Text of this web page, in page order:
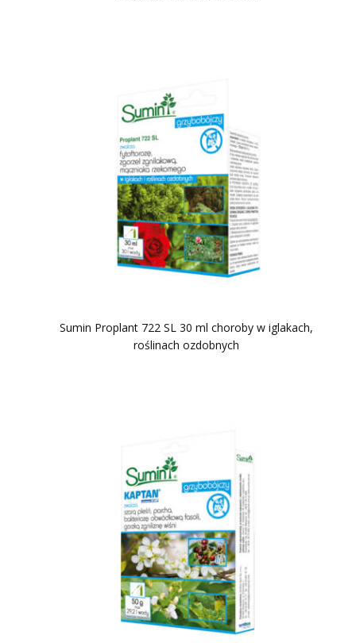
Sumin Proplant 722 SL 30 ml choroby w iglakach,
roślinach ozdobnych